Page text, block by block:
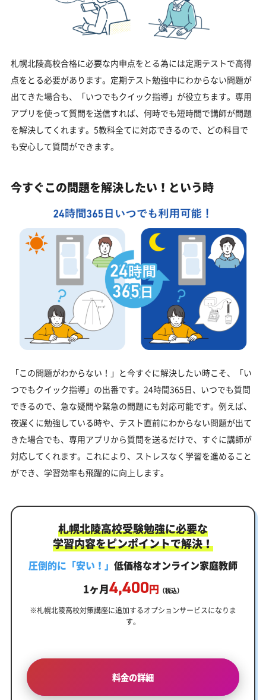
札幌北陵高校合格に必要な内申点をとる為には定期テストで高得
点をとる必要があります。定期テスト勉強中にわからない問題が
出てきた場合も、「いつでもクイック指導」が役立ちます。専用
アプリを使って質問を送信すれば、何時でも短時間で講師が問題
を解決してくれます。5教科全てに対応できるので、どの科目で
も安心して質問ができます。
今すぐこの問題を解決したい！という時
「この問題がわからない！」と今すぐに解決したい時こそ、「い
つでもクイック指導」の出番です。24時間365日、いつでも質問
できるので、急な疑問や緊急の問題にも対応可能です。例えば、
夜遅くに勉強している時や、テスト直前にわからない問題が出て
きた場合でも、専用アプリから質問を送るだけで、すぐに講師が
対応してくれます。これにより、ストレスなく学習を進めること
ができ、学習効率も飛躍的に向上します。
札幌北陵高校受験勉強に必要な
学習内容をピンポイントで解決！
圧倒的に「安い！」 低価格なオンライン家庭教師
1ヶ月4,400円 （税込）
※札幌北陵高校対策講座に追加するオプションサービスになりま
す。
料金の詳細